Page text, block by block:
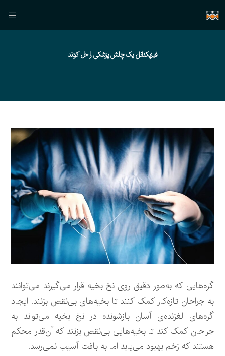
فیزیکدانان یک چالش پزشکی را حل کردند
گره‌هایی که به‌طور دقیق روی نخ بخیه قرار می‌گیرند می‌توانند
به جراحان تازه‌کار کمک کنند تا بخیه‌های بی‌نقص بزنند. ایجاد
گره‌های لغزنده‌ی آسان بازشونده در نخ بخیه می‌تواند به
جراحان کمک کند تا بخیه‌هایی بی‌نقص بزنند که آن‌قدر محکم
هستند که زخم بهبود می‌یابد اما به بافت آسیب نمی‌رسد.